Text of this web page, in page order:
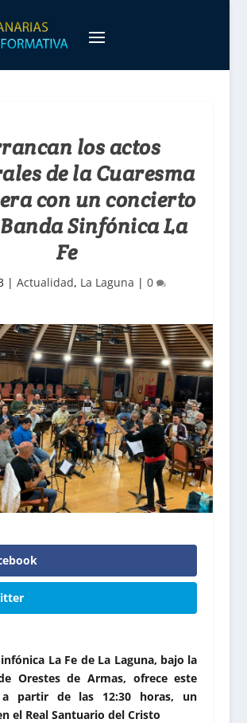
los actos
de la Cuaresma
con un concierto
Sinfónica La
Fe
| Actualidad, La Laguna | 0
La Fe de La Laguna, bajo la
Orestes de Armas, ofrece este
a partir de las 12:30 horas, un
el Real Santuario del Cristo